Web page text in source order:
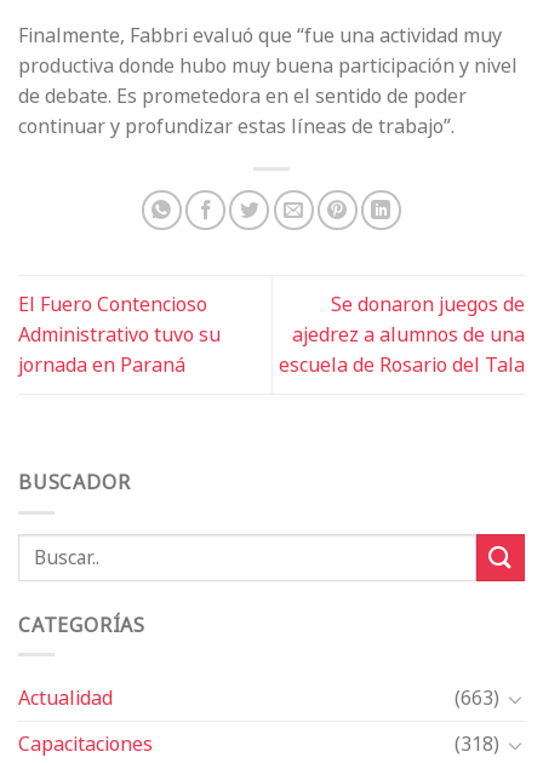
BUSCADOR
CATEGORÍAS
Actualidad
(663)
Capacitaciones
(318)
Finalmente, Fabbri evaluó que “fue una actividad muy
productiva donde hubo muy buena participación y nivel
de debate. Es prometedora en el sentido de poder
continuar y profundizar estas líneas de trabajo”.
El Fuero Contencioso
Administrativo tuvo su
jornada en Paraná
Se donaron juegos de
ajedrez a alumnos de una
escuela de Rosario del Tala